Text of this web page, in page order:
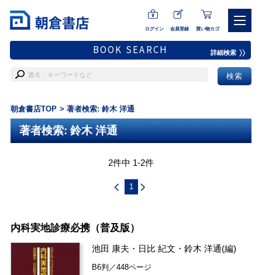
ログイン 会員登録 買い物カゴ
BOOK SEARCH 詳細検索
朝倉書店TOP 著者検索: 鈴木 洋通
著者検索: 鈴木 洋通
2件中 1-2件
1
内科実地診療必携（普及版）
池田 康夫 ・ 日比 紀文 ・鈴木 洋通(編)
B6判／448ページ